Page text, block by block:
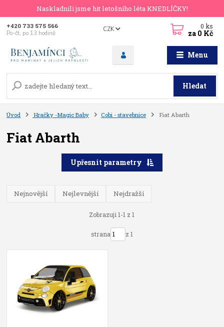
Naskladnili jsme hit letošního léta KNEDLÍČKY!
Menu
CZK
Hledat
+420 733 575 566
Po-čt, po 13 hodině
0ks
za 0 Kč
Úvod Hračky -Magic Baby Cobi - stavebnice Fiat Abarth
Fiat Abarth
Upřesnit parametry
Nejnovější Nejlevnější Nejdražší
Zobrazuji 1-1 z 1
strana z 1